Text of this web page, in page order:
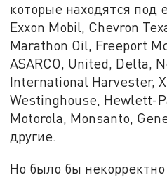
которые находятся под
Exxon Mobil, Chevron
Marathon Oil, Freeport
ASARCO, United, Delta,
International Harvester,
Westinghouse, Hewlett-
Motorola, Monsanto,
другие.
Но было бы